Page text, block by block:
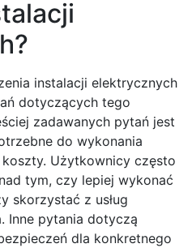
instalacji elektrycznych
dotyczących tego
zadawanych pytań jest
do wykonania
Użytkownicy często
tym, czy lepiej wykonać
skorzystać z usług
Inne pytania dotyczą
dla konkretnego